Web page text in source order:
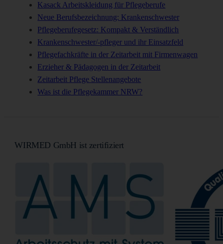
Kasack Arbeitskleidung für Pflegeberufe
Neue Berufsbezeichnung: Krankenschwester
Pflegeberufegesetz: Kompakt & Verständlich
Krankenschwester/-pfleger und ihr Einsatzfeld
Pflegefachkräfte in der Zeitarbeit mit Firmenwagen
Erzieher & Pädagogen in der Zeitarbeit
Zeitarbeit Pflege Stellenangebote
Was ist die Pflegekammer NRW?
WIRMED GmbH ist zertifiziert